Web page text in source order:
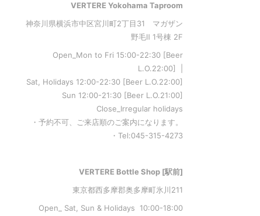
VERTERE Yokohama Taproom
神奈川県横浜市中区宮川町2丁目31 マガザン
野毛Ⅱ 1号棟 2F
Open_Mon to Fri 15:00-22:30 [Beer
L.O.22:00] |
Sat, Holidays 12:00-22:30 [Beer L.O.22:00]
Sun 12:00-21:30 [Beer L.O.21:00]
Close_Irregular holidays
・予約不可、ご来店順のご案内になります。
・Tel:045-315-4273
VERTERE Bottle Shop [駅前]
東京都西多摩郡奥多摩町氷川211
Open_ Sat, Sun & Holidays 10:00-18:00